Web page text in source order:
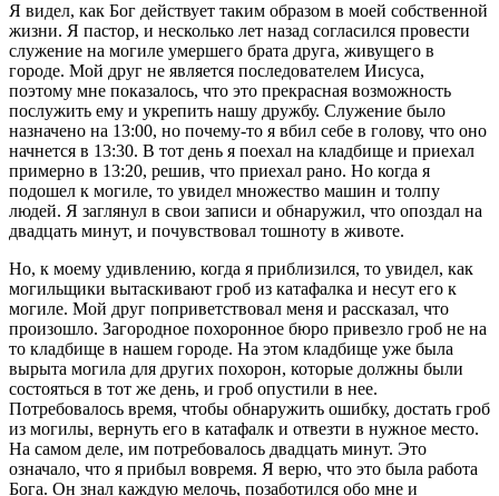
Я видел, как Бог действует таким образом в моей собственной
жизни. Я пастор, и несколько лет назад согласился провести
служение на могиле умершего брата друга, живущего в
городе. Мой друг не является последователем Иисуса,
поэтому мне показалось, что это прекрасная возможность
послужить ему и укрепить нашу дружбу. Служение было
назначено на 13:00, но почему-то я вбил себе в голову, что оно
начнется в 13:30. В тот день я поехал на кладбище и приехал
примерно в 13:20, решив, что приехал рано. Но когда я
подошел к могиле, то увидел множество машин и толпу
людей. Я заглянул в свои записи и обнаружил, что опоздал на
двадцать минут, и почувствовал тошноту в животе.
Но, к моему удивлению, когда я приблизился, то увидел, как
могильщики вытаскивают гроб из катафалка и несут его к
могиле. Мой друг поприветствовал меня и рассказал, что
произошло. Загородное похоронное бюро привезло гроб не на
то кладбище в нашем городе. На этом кладбище уже была
вырыта могила для других похорон, которые должны были
состояться в тот же день, и гроб опустили в нее.
Потребовалось время, чтобы обнаружить ошибку, достать гроб
из могилы, вернуть его в катафалк и отвезти в нужное место.
На самом деле, им потребовалось двадцать минут. Это
означало, что я прибыл вовремя. Я верю, что это была работа
Бога. Он знал каждую мелочь, позаботился обо мне и